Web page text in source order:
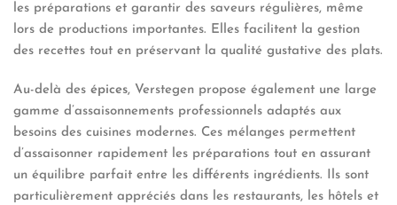
les préparations et garantir des saveurs régulières, même
lors de productions importantes. Elles facilitent la gestion
des recettes tout en préservant la qualité gustative des plats.
Au-delà des épices, Verstegen propose également une large
gamme d’assaisonnements professionnels adaptés aux
besoins des cuisines modernes. Ces mélanges permettent
d’assaisonner rapidement les préparations tout en assurant
un équilibre parfait entre les différents ingrédients. Ils sont
particulièrement appréciés dans les restaurants, les hôtels et